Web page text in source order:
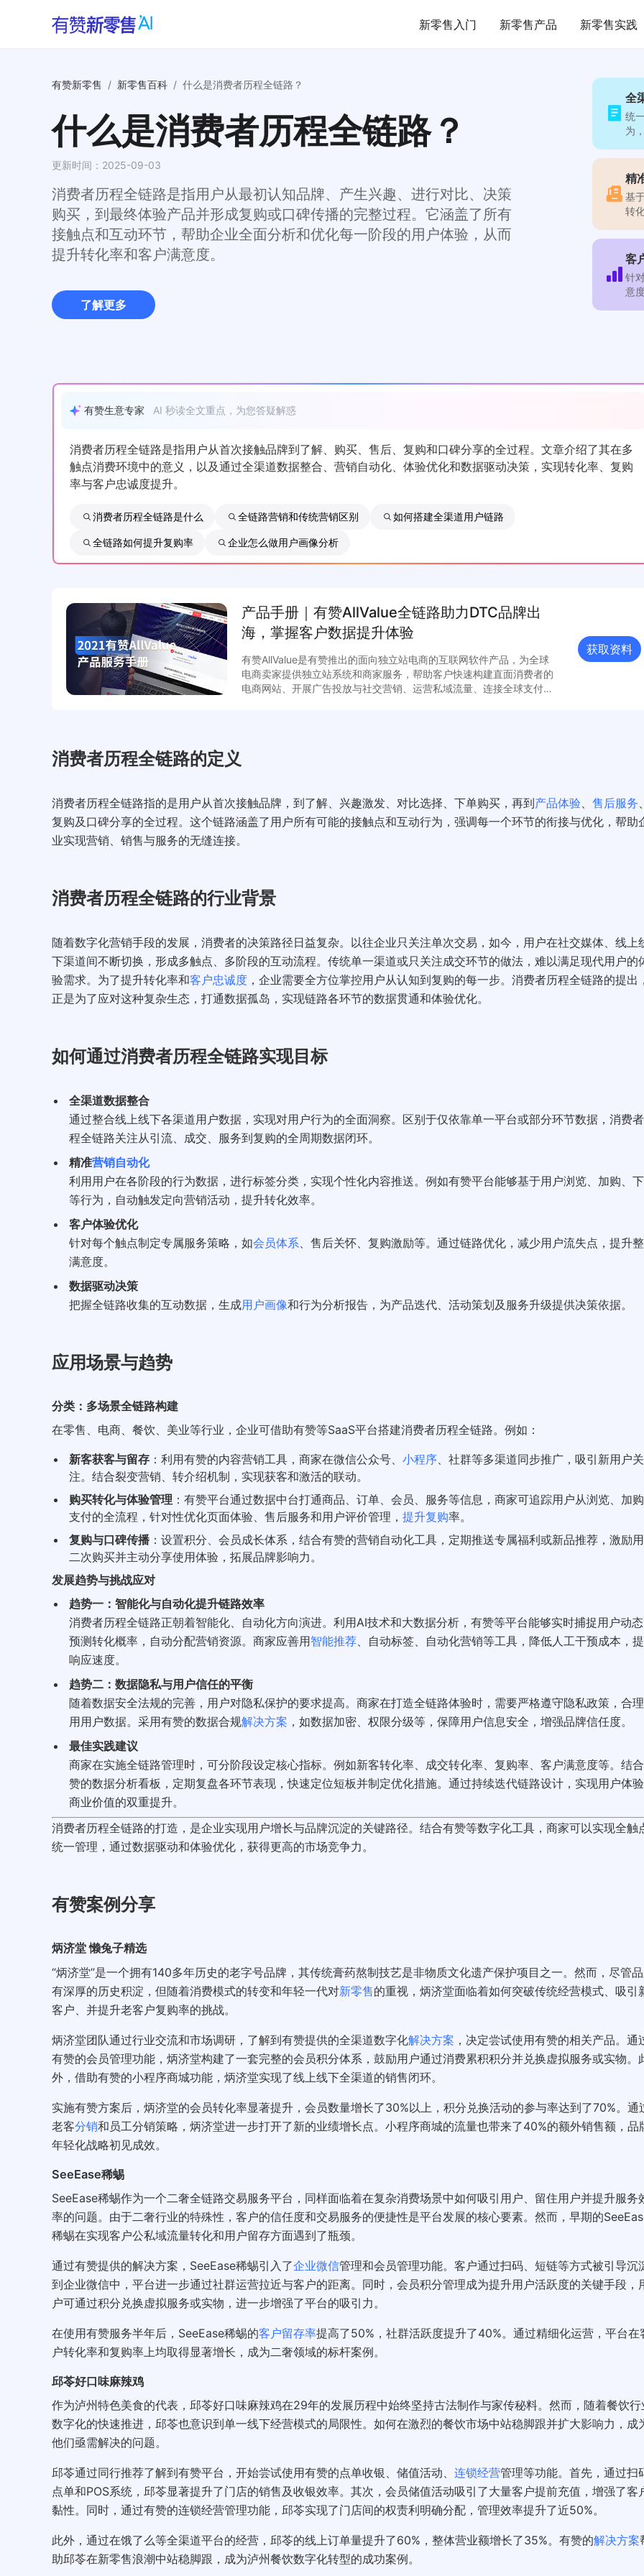
新零售入门 新零售产品 新零售实践
有赞新零售 / 新零售百科 / 什么是消费者历程全链路？
什么是消费者历程全链路？
更新时间： 2025-09-03
消费者历程全链路是指用户从最初认知品牌、产生兴趣、进行对比、决策
购买，到最终体验产品并形成复购或口碑传播的完整过程。它涵盖了所有
接触点和互动环节，帮助企业全面分析和优化每一阶段的用户体验，从而
提升转化率和客户满意度。
了解更多
全
统
为
精
基
转
客
针
意
有赞生意专家 AI 秒读全文重点，为您答疑解惑
消费者历程全链路是指用户从首次接触品牌到了解、购买、售后、复购和口碑分享的全过程。文章介绍了其在多
触点消费环境中的意义，以及通过全渠道数据整合、营销自动化、体验优化和数据驱动决策，实现转化率、复购
率与客户忠诚度提升。
消费者历程全链路是什么 全链路营销和传统营销区别 如何搭建全渠道用户链路
全链路如何提升复购率 企业怎么做用户画像分析
产品手册｜有赞AllValue全链路助力DTC品牌出
海，掌握客户数据提升体验
有赞AllValue是有赞推出的面向独立站电商的互联网软件产品，为全球
电商卖家提供独立站系统和商家服务，帮助客户快速构建直面消费者的
电商网站、开展广告投放与社交营销、运营私域流量、连接全球支付及
获取资料
消费者历程全链路的定义
消费者历程全链路指的是用户从首次接触品牌，到了解、兴趣激发、对比选择、下单购买，再到产品体验、 售后服务
复购及口碑分享的全过程。这个链路涵盖了用户所有可能的接触点和互动行为，强调每一个环节的衔接与优化，帮助
业实现营销、销售与服务的无缝连接。
消费者历程全链路的行业背景
随着数字化营销手段的发展，消费者的决策路径日益复杂。以往企业只关注单次交易，如今，用户在社交媒体、线上
下渠道间不断切换，形成多触点、多阶段的互动流程。传统单一渠道或只关注成交环节的做法，难以满足现代用户的
验需求。为了提升转化率和客户忠诚度 ，企业需要全方位掌控用户从认知到复购的每一步。消费者历程全链路的提出
正是为了应对这种复杂生态，打通数据孤岛，实现链路各环节的数据贯通和体验优化。
如何通过消费者历程全链路实现目标
全渠道数据整合
通过整合线上线下各渠道用户数据，实现对用户行为的全面洞察。区别于仅依靠单一平台或部分环节数据，消费
程全链路关注从引流、成交、服务到复购的全周期数据闭环。
精准营销自动化
利用用户在各阶段的行为数据，进行标签分类，实现个性化内容推送。例如有赞平台能够基于用户浏览、加购、
等行为，自动触发定向营销活动，提升转化效率。
客户体验优化
针对每个触点制定专属服务策略，如会员体系、售后关怀、复购激励等。通过链路优化，减少用户流失点，提升
满意度。
数据驱动决策
把握全链路收集的互动数据，生成用户画像和行为分析报告，为产品迭代、活动策划及服务升级提供决策依据。
应用场景与趋势
分类：多场景全链路构建
在零售、电商、餐饮、美业等行业，企业可借助有赞等SaaS平台搭建消费者历程全链路。例如：
新客获客与留存 ：利用有赞的内容营销工具，商家在微信公众号、 小程序、社群等多渠道同步推广，吸引新用户关
注。结合裂变营销、转介绍机制，实现获客和激活的联动。
购买转化与体验管理 ：有赞平台通过数据中台打通商品、订单、会员、服务等信息，商家可追踪用户从浏览、加
支付的全流程，针对性优化页面体验、售后服务和用户评价管理， 提升复购率。
复购与口碑传播 ：设置积分、会员成长体系，结合有赞的营销自动化工具，定期推送专属福利或新品推荐，激励
二次购买并主动分享使用体验，拓展品牌影响力。
发展趋势与挑战应对
趋势一：智能化与自动化提升链路效率
消费者历程全链路正朝着智能化、自动化方向演进。利用AI技术和大数据分析，有赞等平台能够实时捕捉用户动
预测转化概率，自动分配营销资源。商家应善用智能推荐、自动标签、自动化营销等工具，降低人工干预成本，
响应速度。
趋势二：数据隐私与用户信任的平衡
随着数据安全法规的完善，用户对隐私保护的要求提高。商家在打造全链路体验时，需要严格遵守隐私政策，合
用用户数据。采用有赞的数据合规解决方案 ，如数据加密、权限分级等，保障用户信息安全，增强品牌信任度。
最佳实践建议
商家在实施全链路管理时，可分阶段设定核心指标。例如新客转化率、成交转化率、复购率、客户满意度等。结
赞的数据分析看板，定期复盘各环节表现，快速定位短板并制定优化措施。通过持续迭代链路设计，实现用户体
商业价值的双重提升。
消费者历程全链路的打造，是企业实现用户增长与品牌沉淀的关键路径。结合有赞等数字化工具，商家可以实现全触
统一管理，通过数据驱动和体验优化，获得更高的市场竞争力。
有赞案例分享
炳济堂 懒兔子精选
“炳济堂”是一个拥有140多年历史的老字号品牌，其传统膏药熬制技艺是非物质文化遗产保护项目之一。然而，尽管
有深厚的历史积淀，但随着消费模式的转变和年轻一代对新零售的重视，炳济堂面临着如何突破传统经营模式、吸引
客户、并提升老客户复购率的挑战。
炳济堂团队通过行业交流和市场调研，了解到有赞提供的全渠道数字化解决方案 ，决定尝试使用有赞的相关产品。通
有赞的会员管理功能，炳济堂构建了一套完整的会员积分体系，鼓励用户通过消费累积积分并兑换虚拟服务或实物。
外，借助有赞的小程序商城功能，炳济堂实现了线上线下全渠道的销售闭环。
实施有赞方案后，炳济堂的会员转化率显著提升，会员数量增长了30%以上，积分兑换活动的参与率达到了70%。通
老客分销和员工分销策略，炳济堂进一步打开了新的业绩增长点。小程序商城的流量也带来了40%的额外销售额，品
年轻化战略初见成效。
SeeEase稀蜴
SeeEase稀蜴作为一个二奢全链路交易服务平台，同样面临着在复杂消费场景中如何吸引用户、留住用户并提升服务
率的问题。由于二奢行业的特殊性，客户的信任度和交易服务的便捷性是平台发展的核心要素。然而，早期的
稀蜴在实现客户公私域流量转化和用户留存方面遇到了瓶颈。
通过有赞提供的解决方案，SeeEase稀蜴引入了企业微信管理和会员管理功能。客户通过扫码、短链等方式被引导沉
到企业微信中，平台进一步通过社群运营拉近与客户的距离。同时，会员积分管理成为提升用户活跃度的关键手段，
户可通过积分兑换虚拟服务或实物，进一步增强了平台的吸引力。
在使用有赞服务半年后，SeeEase稀蜴的客户留存率提高了50%，社群活跃度提升了40%。通过精细化运营，平台在
户转化率和复购率上均取得显著增长，成为二奢领域的标杆案例。
邱苓好口味麻辣鸡
作为泸州特色美食的代表，邱苓好口味麻辣鸡在29年的发展历程中始终坚持古法制作与家传秘料。然而，随着餐饮行
数字化的快速推进，邱苓也意识到单一线下经营模式的局限性。如何在激烈的餐饮市场中站稳脚跟并扩大影响力，成
他们亟需解决的问题。
邱苓通过同行推荐了解到有赞平台，开始尝试使用有赞的点单收银、储值活动、 连锁经营管理等功能。首先，通过扫
点单和POS系统，邱苓显著提升了门店的销售及收银效率。其次，会员储值活动吸引了大量客户提前充值，增强了客
黏性。同时，通过有赞的连锁经营管理功能，邱苓实现了门店间的权责利明确分配，管理效率提升了近50%。
此外，通过在饿了么等全渠道平台的经营，邱苓的线上订单量提升了60%，整体营业额增长了35%。有赞的解决方案
助邱苓在新零售浪潮中站稳脚跟，成为泸州餐饮数字化转型的成功案例。
GMV达成率
公众号粉丝量
七夕活动GMV达成率
110%+，老客成交占比达
50%
沉淀抖音、淘宝客户至私
域，店铺GMV增长10倍
线上生意
百万粉丝美妆店，仅一场活
动收获销售额16000